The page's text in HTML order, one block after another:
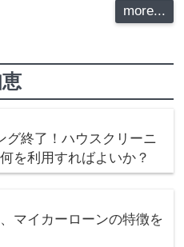
more...
グ終了！ハウスクリーニ
を利用すればよいか？
マイカーローンの特徴を